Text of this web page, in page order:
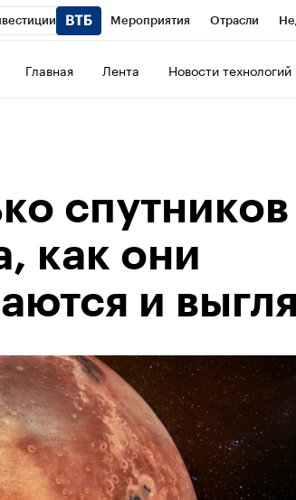
Мероприятия Отрасли
Главная Лента Новости технологий
спутников
как они
и